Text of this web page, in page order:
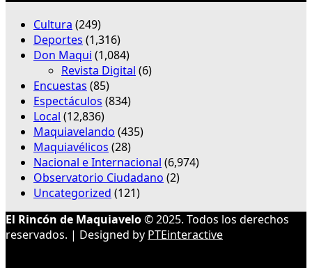
Cultura (249)
Deportes (1,316)
Don Maqui (1,084)
Revista Digital (6)
Encuestas (85)
Espectáculos (834)
Local (12,836)
Maquiavelando (435)
Maquiavélicos (28)
Nacional e Internacional (6,974)
Observatorio Ciudadano (2)
Uncategorized (121)
El Rincón de Maquiavelo© 2025. Todos los derechos
reservados. | Designed by PTEinteractive